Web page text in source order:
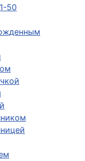
50